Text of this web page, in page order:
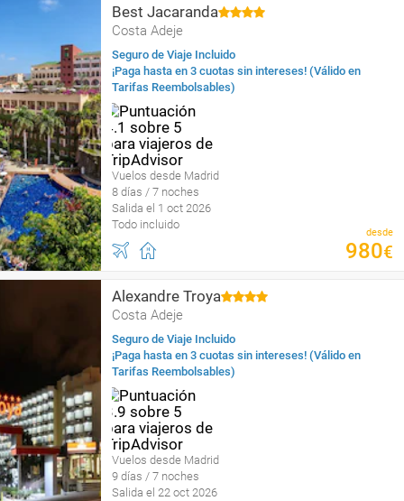
Best Jacaranda
Costa Adeje
Seguro de Viaje Incluido
¡Paga hasta en 3 cuotas sin intereses! (Válido en
Tarifas Reembolsables)
Vuelos desde Madrid
8 días / 7 noches
Salida el 1 oct 2026
Todo incluido
desde
980€
Alexandre Troya
Costa Adeje
Seguro de Viaje Incluido
¡Paga hasta en 3 cuotas sin intereses! (Válido en
Tarifas Reembolsables)
Vuelos desde Madrid
9 días / 7 noches
Salida el 22 oct 2026